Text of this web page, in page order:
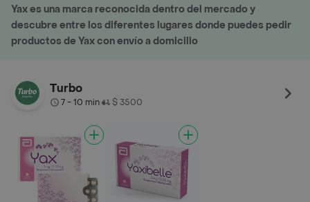
Yax es una marca reconocida dentro del mercado y
descubre entre los diferentes lugares donde puedes pedir
productos de Yax con envío a domicilio
Turbo
7 - 10 min• $ 3500